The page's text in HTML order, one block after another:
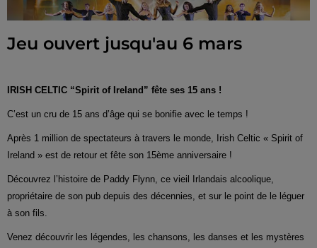
Jeu ouvert jusqu'au 6 mars
IRISH CELTIC “Spirit of Ireland” fête ses 15 ans !
C’est un cru de 15 ans d’âge qui se bonifie avec le temps !
Après 1 million de spectateurs à travers le monde, Irish Celtic « Spirit of
Ireland » est de retour et fête son 15ème anniversaire !
Découvrez l’histoire de Paddy Flynn, ce vieil Irlandais alcoolique,
propriétaire de son pub depuis des décennies, et sur le point de le léguer
à son fils.
Venez découvrir les légendes, les chansons, les danses et les mystères